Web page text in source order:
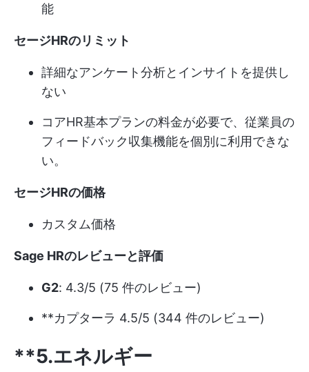
能
セージHRのリミット
詳細なアンケート分析とインサイトを提供し
ない
コアHR基本プランの料金が必要で、従業員の
フィードバック収集機能を個別に利用できな
い。
セージHRの価格
カスタム価格
Sage HRのレビューと評価
G2: 4.3/5 (75 件のレビュー)
**カプターラ 4.5/5 (344 件のレビュー)
**5.エネルギー